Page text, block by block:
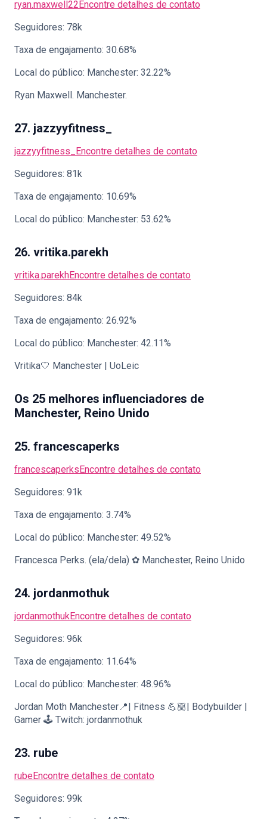
ryan.maxwell22Encontre detalhes de contato
Seguidores: 78k
Taxa de engajamento: 30.68%
Local do público: Manchester: 32.22%
Ryan Maxwell. Manchester.
27. jazzyyfitness_
jazzyyfitness_ Encontre detalhes de contato
Seguidores: 81k
Taxa de engajamento: 10.69%
Local do público: Manchester: 53.62%
26. vritika.parekh
vritika.parekhEncontre detalhes de contato
Seguidores: 84k
Taxa de engajamento: 26.92%
Local do público: Manchester: 42.11%
Vritika🤍 Manchester | UoLeic
Os 25 melhores influenciadores de
Manchester, Reino Unido
25. francescaperks
francescaperksEncontre detalhes de contato
Seguidores: 91k
Taxa de engajamento: 3.74%
Local do público: Manchester: 49.52%
Francesca Perks. (ela/dela) ✿ Manchester, Reino Unido
24. jordanmothuk
jordanmothukEncontre detalhes de contato
Seguidores: 96k
Taxa de engajamento: 11.64%
Local do público: Manchester: 48.96%
Jordan Moth Manchester📍| Fitness 💪🏼| Bodybuilder |
Gamer 🕹️ Twitch: jordanmothuk
23. rube
rubeEncontre detalhes de contato
Seguidores: 99k